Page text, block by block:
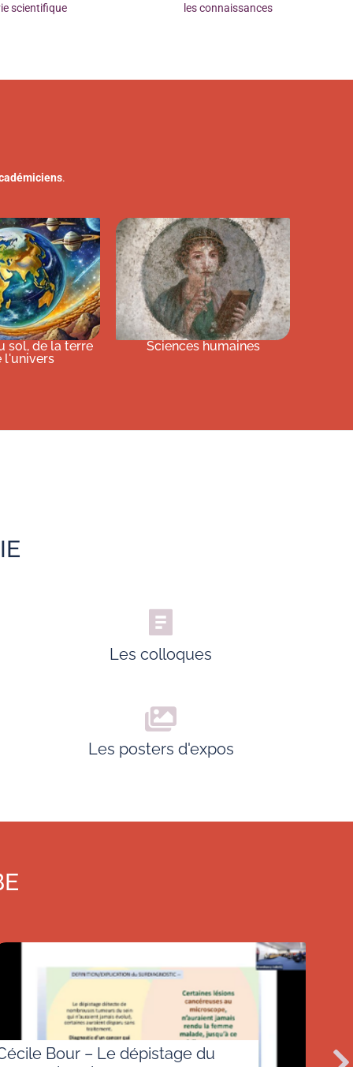
scientifique les connaissances
.
sol, de la terre
l'univers
Sciences humaines
Les colloques
Les posters d'expos
Bour – Le dépistage du